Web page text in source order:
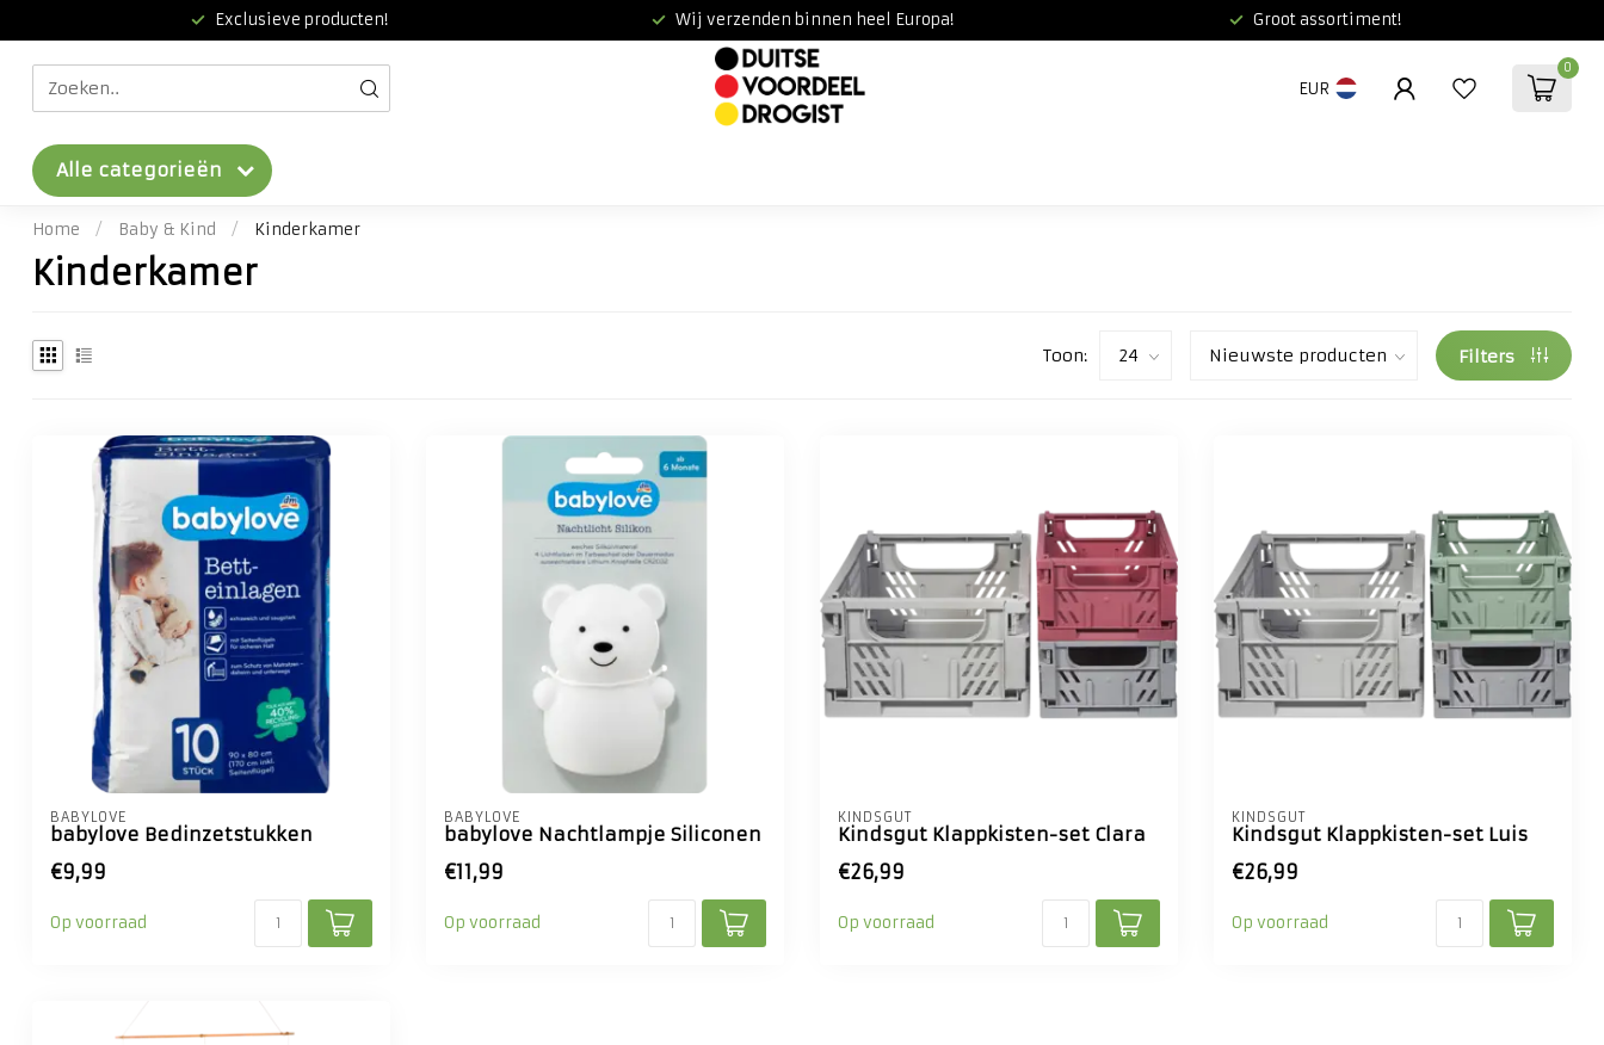
Exclusieve producten! Wij verzenden binnen heel Europa! Groot assortiment!
EUR
0
Alle categorieën
Home / Baby & Kind / Kinderkamer
Kinderkamer
Toon: Filters
BABYLOVE
babylove Bedinzetstukken
€9,99
Op voorraad
BABYLOVE
babylove Nachtlampje Siliconen
€11,99
Op voorraad
KINDSGUT
Kindsgut Klappkisten-set Clara
€26,99
Op voorraad
KINDSGUT
Kindsgut Klappkisten-set Luis
€26,99
Op voorraad